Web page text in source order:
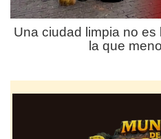
Una ciudad limpia no
la que